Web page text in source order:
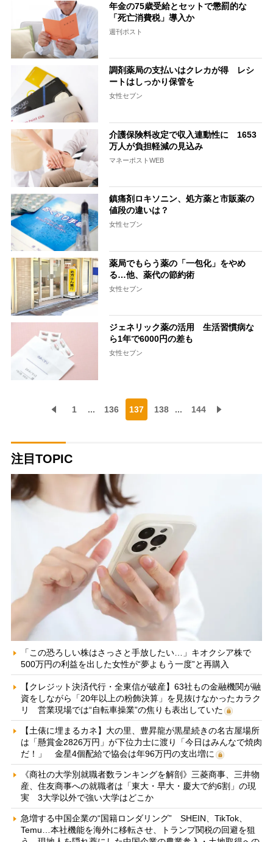
年金の75歳受給とセットで懲罰的な
「死亡消費税」導入か
週刊ポスト
調剤薬局の支払いはクレカが得 レシ
ートはしっかり保管を
女性セブン
介護保険料改定で収入連動性に 1653
万人が負担軽減の見込み
マネーポストWEB
鎮痛剤ロキソニン、処方薬と市販薬の
値段の違いは？
女性セブン
薬局でもらう薬の「一包化」をやめ
る…他、薬代の節約術
女性セブン
ジェネリック薬の活用 生活習慣病な
ら1年で6000円の差も
女性セブン
1 ... 136 137 138 ... 144
注目TOPIC
「この恐ろしい株はさっさと手放したい…」キオクシア株で
500万円の利益を出した女性が“夢よもう一度”と再購入
【クレジット決済代行・全東信が破産】63社もの金融機関が融
資をしながら「20年以上の粉飾決算」を見抜けなかったカラク
リ 営業現場では“自転車操業”の焦りも表出していた
【土俵に埋まるカネ】大の里、豊昇龍が黒星続きの名古屋場所
は「懸賞金2826万円」が下位力士に渡り「今日はみんなで焼肉
だ！」 金星4個配給で協会は年96万円の支出増に
《商社の大学別就職者数ランキングを解剖》三菱商事、三井物
産、住友商事への就職者は「東大・早大・慶大で約6割」の現
実 3大学以外で強い大学はどこか
急増する中国企業の“国籍ロンダリング” SHEIN、TikTok、
Temu…本社機能を海外に移転させ、トランプ関税の回避を狙